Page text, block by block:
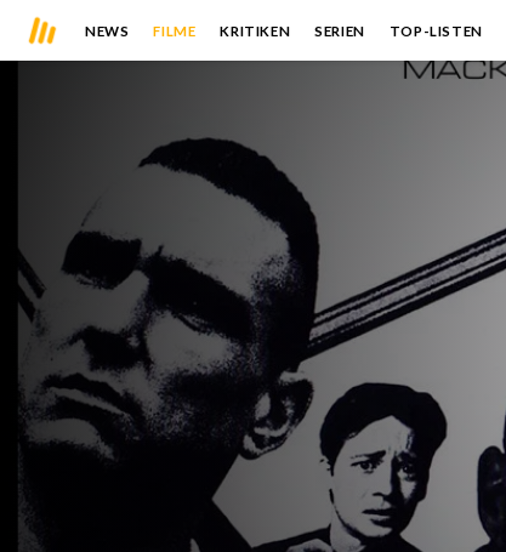
NEWS FILME KRITIKEN SERIEN TOP-LISTEN